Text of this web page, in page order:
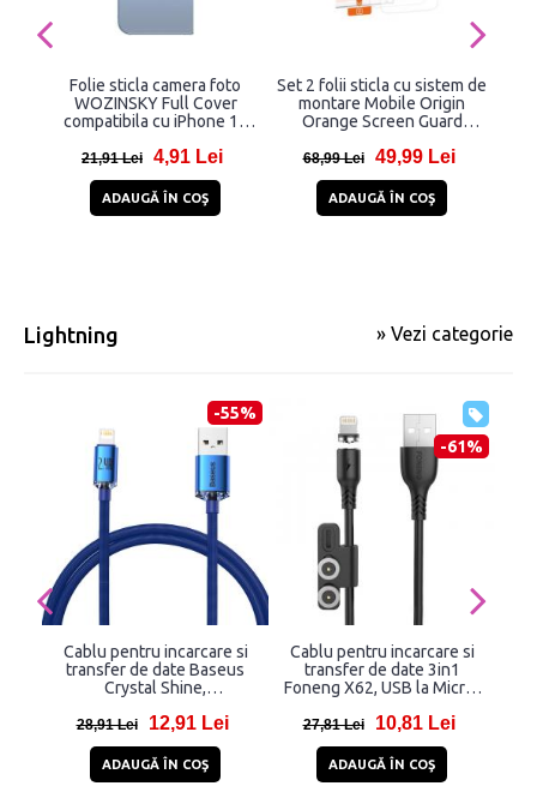
Folie sticla camera foto
WOZINSKY Full Cover
compatibila cu iPhone 15
21,91 Lei 4,91 Lei
ADAUGĂ ÎN COŞ
Set 2 folii sticla cu sistem de
montare Mobile Origin
Orange Screen Guard
Plus / 15 Pro Max Clear
68,99 Lei 49,99 Lei
ADAUGĂ ÎN COŞ
Lightning » Vezi categorie
-55%
Cablu pentru incarcare si
transfer de date Baseus
Crystal Shine,
Albastru inchis
28,91 Lei 12,91 Lei
ADAUGĂ ÎN COŞ
-61%
Cablu pentru incarcare si
transfer de date 3in1
Foneng X62, USB la Micro-
5A, 1 m, Negru
27,81 Lei 10,81 Lei
ADAUGĂ ÎN COŞ